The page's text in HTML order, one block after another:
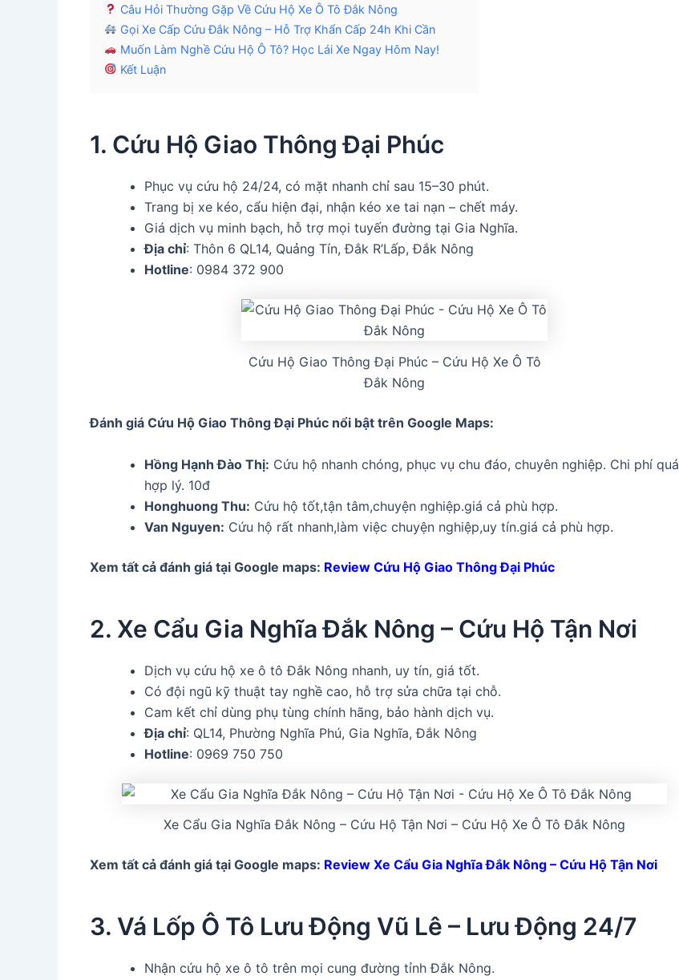
Câu Hỏi Thường Gặp Về Cứu Hộ Xe Ô Tô Đắk Nông
Gọi Xe Cấp Cứu Đắk Nông – Hỗ Trợ Khẩn Cấp 24h Khi Cần
Muốn Làm Nghề Cứu Hộ Ô Tô? Học Lái Xe Ngay Hôm Nay!
Kết Luận
1. Cứu Hộ Giao Thông Đại Phúc
Phục vụ cứu hộ 24/24, có mặt nhanh chỉ sau 15–30 phút.
Trang bị xe kéo, cẩu hiện đại, nhận kéo xe tai nạn – chết máy.
Giá dịch vụ minh bạch, hỗ trợ mọi tuyến đường tại Gia Nghĩa.
Địa chỉ: Thôn 6 QL14, Quảng Tín, Đắk R’Lấp, Đắk Nông
Hotline: 0984 372 900
Cứu Hộ Giao Thông Đại Phúc – Cứu Hộ Xe Ô Tô
Đắk Nông
Đánh giá Cứu Hộ Giao Thông Đại Phúc nổi bật trên Google Maps:
Hồng Hạnh Đào Thị: Cứu hộ nhanh chóng, phục vụ chu đáo, chuyên nghiệp. Chi phí quá
hợp lý. 10đ
Honghuong Thu: Cứu hộ tốt,tận tâm,chuyện nghiệp.giá cả phù hợp.
Van Nguyen: Cứu hộ rất nhanh,làm việc chuyện nghiệp,uy tín.giá cả phù hợp.
Xem tất cả đánh giá tại Google maps: Review Cứu Hộ Giao Thông Đại Phúc
2. Xe Cẩu Gia Nghĩa Đắk Nông – Cứu Hộ Tận Nơi
Dịch vụ cứu hộ xe ô tô Đắk Nông nhanh, uy tín, giá tốt.
Có đội ngũ kỹ thuật tay nghề cao, hỗ trợ sửa chữa tại chỗ.
Cam kết chỉ dùng phụ tùng chính hãng, bảo hành dịch vụ.
Địa chỉ: QL14, Phường Nghĩa Phú, Gia Nghĩa, Đắk Nông
Hotline: 0969 750 750
Xe Cẩu Gia Nghĩa Đắk Nông – Cứu Hộ Tận Nơi – Cứu Hộ Xe Ô Tô Đắk Nông
Xem tất cả đánh giá tại Google maps: Review Xe Cẩu Gia Nghĩa Đắk Nông – Cứu Hộ Tận Nơi
3. Vá Lốp Ô Tô Lưu Động Vũ Lê – Lưu Động 24/7
Nhận cứu hộ xe ô tô trên mọi cung đường tỉnh Đắk Nông.